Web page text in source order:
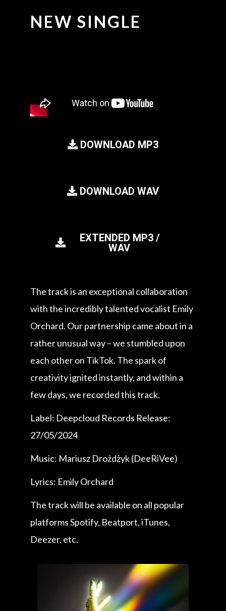
NEW SINGLE
DOWNLOAD MP3
DOWNLOAD WAV
EXTENDED MP3 /
WAV
The track is an exceptional collaboration
with the incredibly talented vocalist Emily
Orchard. Our partnership came about in a
rather unusual way – we stumbled upon
each other on TikTok. The spark of
creativity ignited instantly, and within a
few days, we recorded this track.
Label: Deepcloud Records Release:
27/05/2024
Music: Mariusz Drożdżyk (DeeRiVee)
Lyrics: Emily Orchard
The track will be available on all popular
platforms Spotify, Beatport, iTunes,
Deezer, etc.